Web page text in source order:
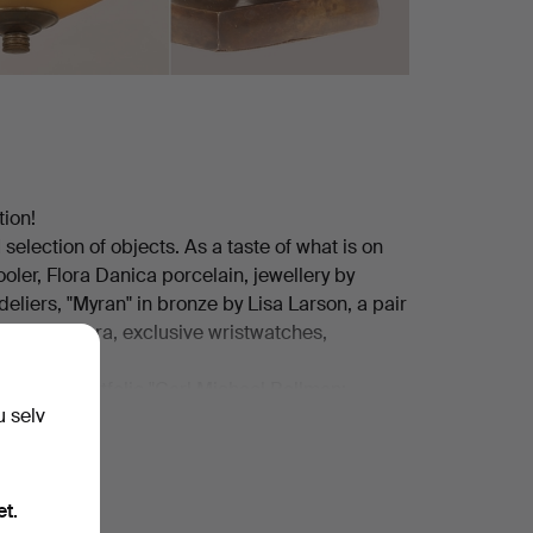
of objects. As a taste of what is on
Flora Danica porcelain, jewellery by
"Myran" in bronze by Lisa Larson, a pair
camera, exclusive wristwatches,
portfolio "Carl Michael Bellman:
rock fans, a Gibson Les Paul from 1980
Hald.
selv